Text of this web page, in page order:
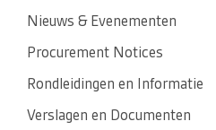
Nieuws & Evenementen
Procurement Notices
Rondleidingen en Informatie
Verslagen en Documenten